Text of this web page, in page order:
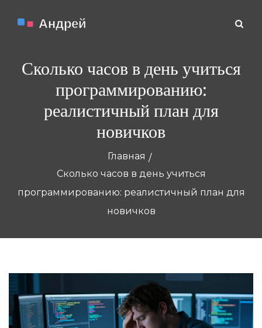
Сколько часов в день учиться
программированию:
реалистичный план для
новичков
Главная
Сколько часов в день учиться
программированию: реалистичный план для
новичков